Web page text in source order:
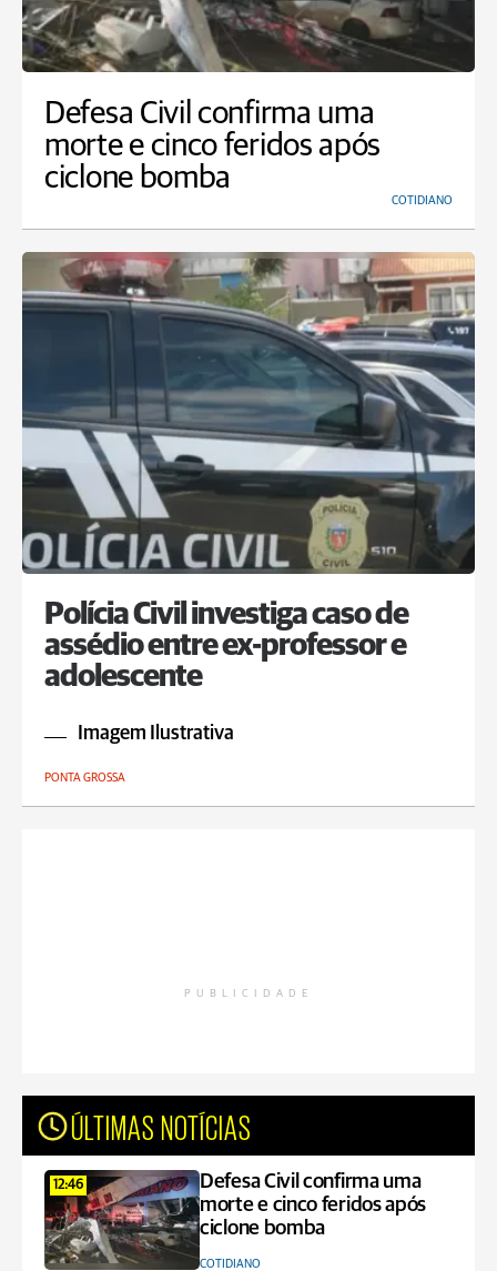
Defesa Civil confirma uma
morte e cinco feridos após
ciclone bomba
COTIDIANO
Polícia Civil investiga caso de
assédio entre ex-professor e
adolescente
Imagem Ilustrativa
PONTA GROSSA
PUBLICIDADE
ÚLTIMAS NOTÍCIAS
12:46
Defesa Civil confirma uma
morte e cinco feridos após
ciclone bomba
COTIDIANO